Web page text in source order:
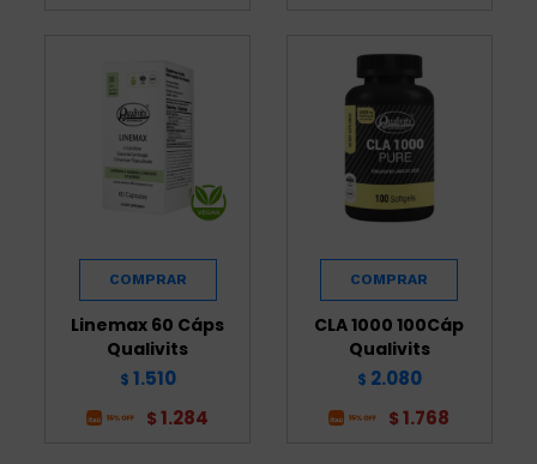
Linemax 60 Cáps
Qualivits
$ 1.510
$ 1.284
CLA 1000 100Cáp
Qualivits
$ 2.080
$ 1.768